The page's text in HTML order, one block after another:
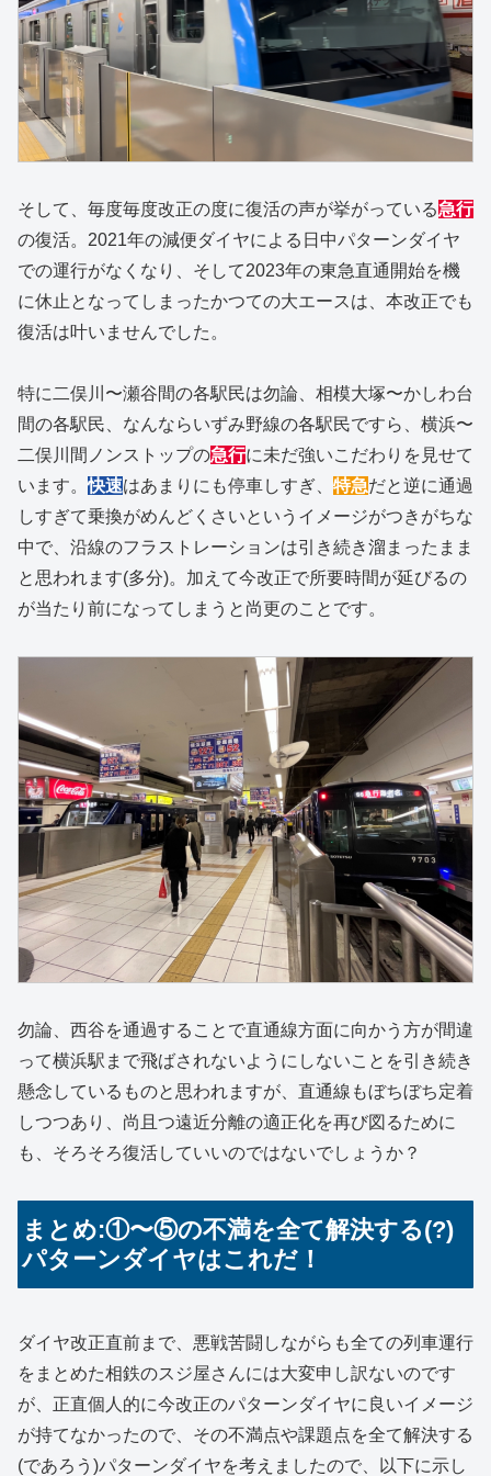
そして、毎度毎度改正の度に復活の声が挙がっている急行
の復活。2021年の減便ダイヤによる日中パターンダイヤ
での運行がなくなり、そして2023年の東急直通開始を機
に休止となってしまったかつての大エースは、本改正でも
復活は叶いませんでした。
特に二俣川〜瀬谷間の各駅民は勿論、相模大塚〜かしわ台
間の各駅民、なんならいずみ野線の各駅民ですら、横浜〜
二俣川間ノンストップの急行に未だ強いこだわりを見せて
います。 快速はあまりにも停車しすぎ、 特急だと逆に通過
しすぎて乗換がめんどくさいというイメージがつきがちな
中で、沿線のフラストレーションは引き続き溜まったまま
と思われます(多分)。加えて今改正で所要時間が延びるの
が当たり前になってしまうと尚更のことです。
勿論、西谷を通過することで直通線方面に向かう方が間違
って横浜駅まで飛ばされないようにしないことを引き続き
懸念しているものと思われますが、直通線もぼちぼち定着
しつつあり、尚且つ遠近分離の適正化を再び図るために
も、そろそろ復活していいのではないでしょうか？
まとめ:①〜⑤の不満を全て解決する(?)
パターンダイヤはこれだ！
ダイヤ改正直前まで、悪戦苦闘しながらも全ての列車運行
をまとめた相鉄のスジ屋さんには大変申し訳ないのです
が、正直個人的に今改正のパターンダイヤに良いイメージ
が持てなかったので、その不満点や課題点を全て解決する
(であろう)パターンダイヤを考えましたので、以下に示し